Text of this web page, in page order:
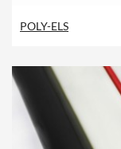
POLY-ELS